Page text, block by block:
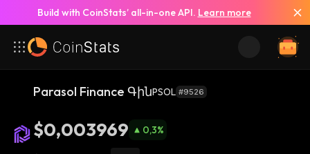
Build with CoinStats’ all-in-one API. Learn more
Parasol Finance ԳինPSOL #9526
$0,003969 0,3%